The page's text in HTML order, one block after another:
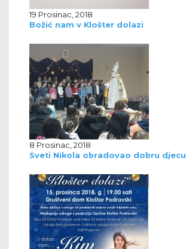
19 Prosinac, 2018
Božić nam v Klošter dolazi
8 Prosinac, 2018
Sveti Nikola obradovao dobru djecu